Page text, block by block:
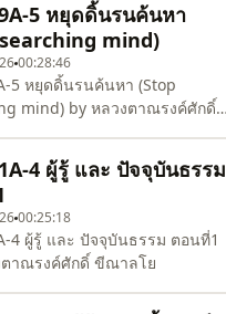
5 หยุดดิ้นรนค้นหา
mind)
00:28:46
5 หยุดดิ้นรนค้นหา (Stop
mind) by หลวงตาณรงค์ศักดิ์
4 ผู้รู้ และ ปัจจุบันธรรม
00:25:18
4 ผู้รู้ และ ปัจจุบันธรรม ตอนที่1
ตาณรงค์ศักดิ์ ขีณาลโย